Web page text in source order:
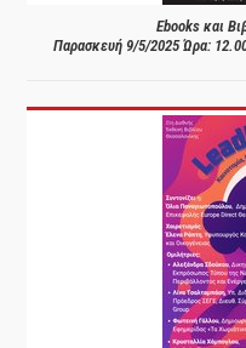
Ebooks και
Παρασκευή 9/5/2025 Ώρα: